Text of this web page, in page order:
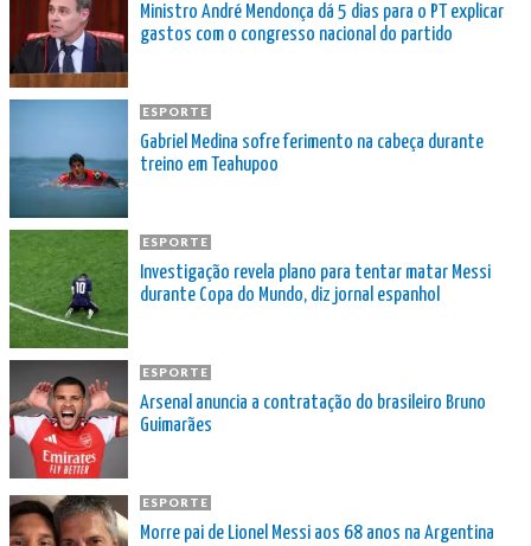
Ministro André Mendonça dá 5 dias para o PT explicar
gastos com o congresso nacional do partido
ESPORTE
Gabriel Medina sofre ferimento na cabeça durante
treino em Teahupoo
ESPORTE
Investigação revela plano para tentar matar Messi
durante Copa do Mundo, diz jornal espanhol
ESPORTE
Arsenal anuncia a contratação do brasileiro Bruno
Guimarães
ESPORTE
Morre pai de Lionel Messi aos 68 anos na Argentina